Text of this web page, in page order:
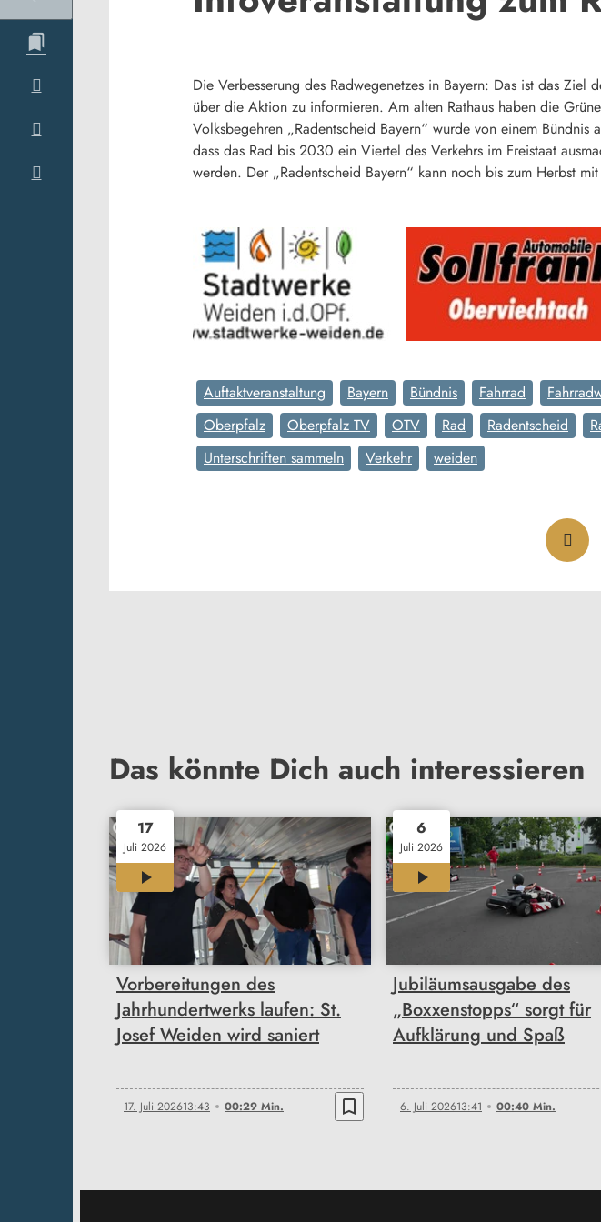
Die Verbesserung des Radwegenetzes in Bayern: Das ist das
über die Aktion zu informieren. Am alten Rathaus haben die
Volksbegehren „Radentscheid Bayern“ wurde von einem
dass das Rad bis 2030 ein Viertel des Verkehrs im Freistaat
werden. Der „Radentscheid Bayern“ kann noch bis zum Herbst
Auftaktveranstaltung Bayern Bündnis Fahrrad
Oberpfalz
Oberpfalz TV OTV Rad Radentscheid
Unterschriften sammeln
Verkehr weiden
Das könnte Dich auch interessieren
17
Juli 2026
00:29
Vorbereitungen des
Jahrhundertwerks laufen: St.
Josef Weiden wird saniert
17. Juli 202613:43 00:29 Min. bookmark_border
6
Juli 2026
00:40
Jubiläumsausgabe des
„Boxxenstopps“ sorgt für
Aufklärung und Spaß
6. Juli 202613:41 00:40 Min.